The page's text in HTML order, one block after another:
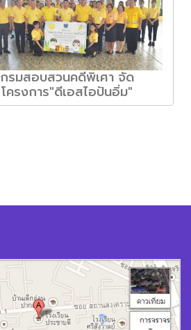
กรมสอบสวนคดีพิเศา จัด
โครงการ"ดีเอสไอปันอิ่ม"